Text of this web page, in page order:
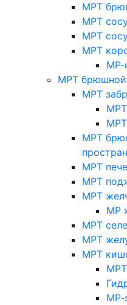
МРТ
МРТ
МРТ
МРТ
МР-
МРТ брюшной
МРТ
МРТ
МРТ
МРТ
МРТ
МРТ
МР
МРТ
МРТ
МРТ
МР-